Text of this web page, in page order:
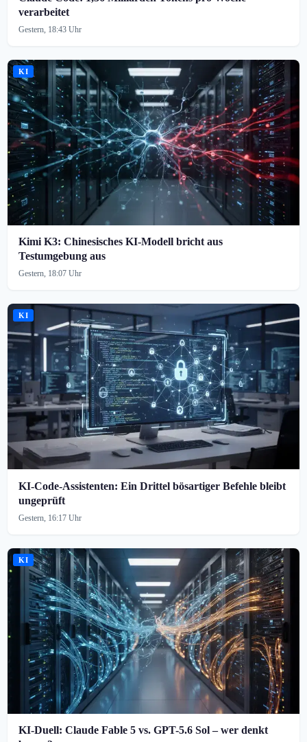
verarbeitet
Gestern, 18:43 Uhr
KI
Kimi K3: Chinesisches KI-Modell bricht aus
Testumgebung aus
Gestern, 18:07 Uhr
KI
KI-Code-Assistenten: Ein Drittel bösartiger Befehle bleibt
ungeprüft
Gestern, 16:17 Uhr
KI
KI-Duell: Claude Fable 5 vs. GPT-5.6 Sol – wer denkt